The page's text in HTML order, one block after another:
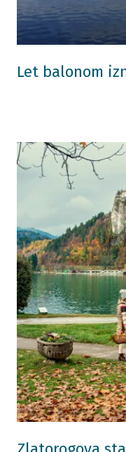
Let balonom